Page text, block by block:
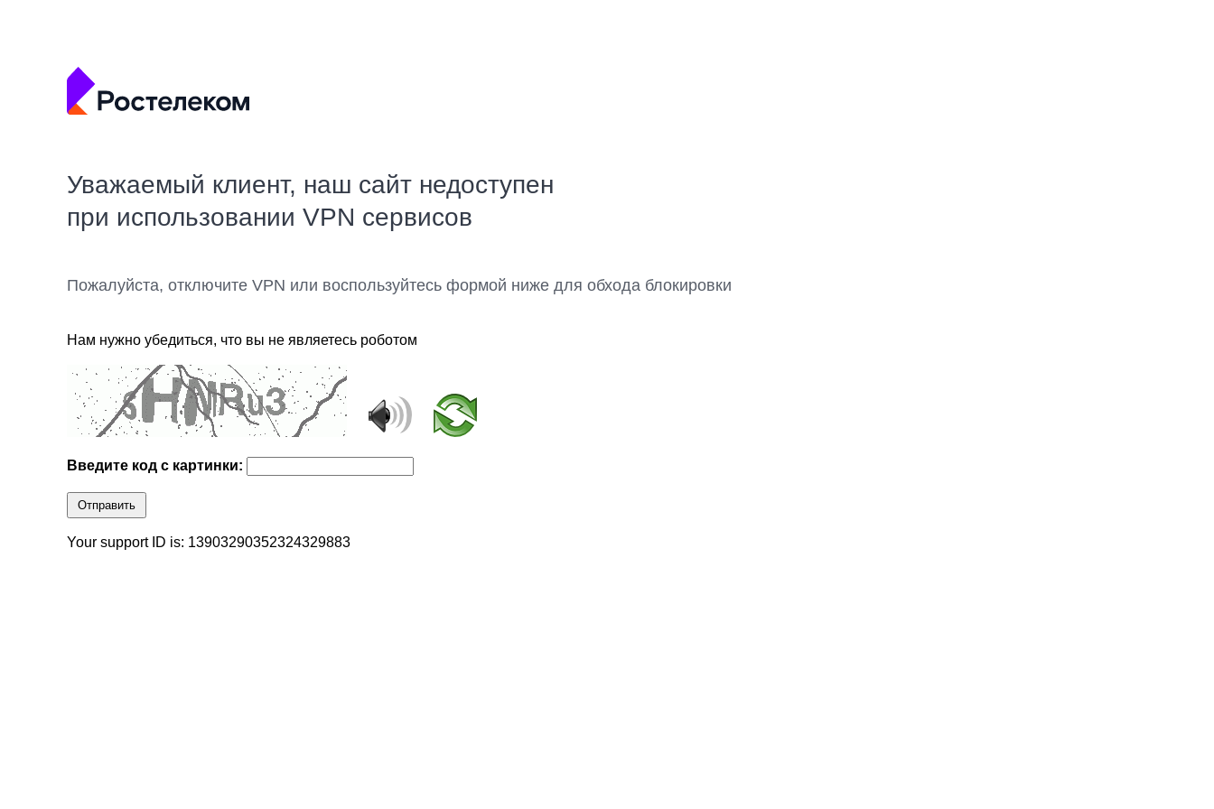
Уважаемый клиент, наш сайт недоступен
при использовании VPN сервисов
Пожалуйста, отключите VPN или воспользуйтесь формой ниже для обхода блокировки
Нам нужно убедиться, что вы не являетесь роботом
Введите код с картинки:
Отправить
Your support ID is: 13903290352324329883